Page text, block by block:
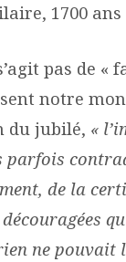
1700
pas de
notre
du jubilé, «
parfois
de la
ne pouvait